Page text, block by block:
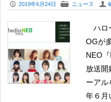
P 2019年6月24日 F ニュース U
ハロー!プロジェクトのメンバーや
OGが
NEO
放送開
ーアル
年６月